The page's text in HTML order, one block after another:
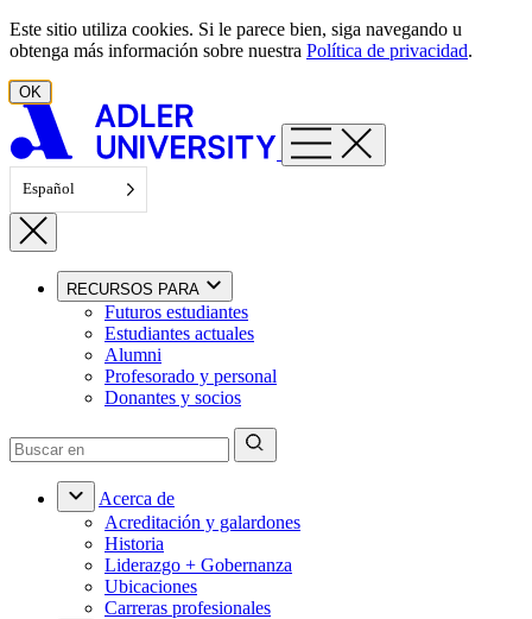
Ir al contenido
Este sitio utiliza cookies. Si le parece bien, siga navegando u
obtenga más información sobre nuestra Política de privacidad.
OK
Español
RECURSOS PARA
Futuros estudiantes
Estudiantes actuales
Alumni
Profesorado y personal
Donantes y socios
Acerca de
Acreditación y galardones
Historia
Liderazgo + Gobernanza
Ubicaciones
Carreras profesionales